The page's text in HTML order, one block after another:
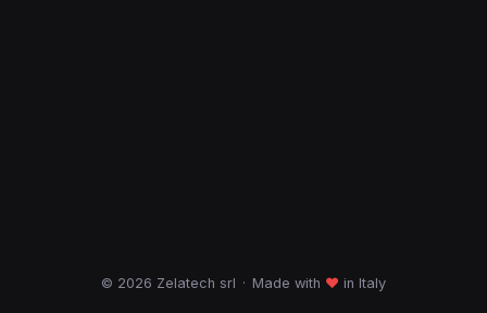
© 2026 Zelatech srl · Made with ♥ in Italy